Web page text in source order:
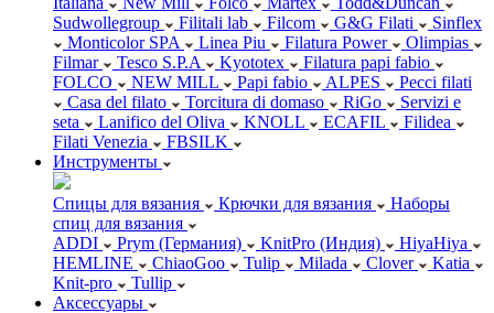
Sudwollegroup
Filitali lab Filcom G&G Filati
Sinflex
Monticolor SPA
Linea Piu Filatura Power
Olimpias
Filmar
Tesco S.P.A Kyototex
Filatura papi fabio
FOLCO
NEW MILL Papi fabio ALPES
Pecci filati
Casa del filato
Torcitura di domaso RiGo
Servizi e
seta
Lanifico del Oliva KNOLL ECAFIL
Filidea
Filati Venezia
FBSILK
Инструменты
Спицы для вязания Крючки для вязания
Наборы
спиц для вязания
ADDI
Prym (Германия) KnitPro (Индия)
HiyaHiya
HEMLINE
ChiaoGoo Tulip Milada Clover
Katia
Knit-pro
Tullip
Аксессуары